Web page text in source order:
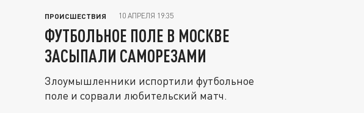
ПРОИСШЕСТВИЯ 10 АПРЕЛЯ 19:35
ФУТБОЛЬНОЕ ПОЛЕ В МОСКВЕ
ЗАСЫПАЛИ САМОРЕЗАМИ
Злоумышленники испортили футбольное
поле и сорвали любительский матч.